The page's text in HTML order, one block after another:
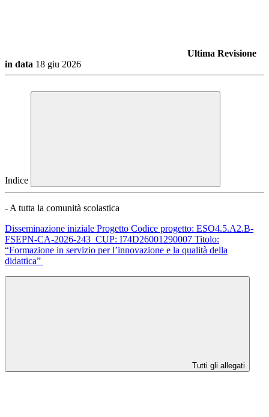
Ultima Revisione
in data 18 giu 2026
Indice
- A tutta la comunità scolastica
Disseminazione iniziale Progetto Codice progetto: ESO4.5.A2.B-
FSEPN-CA-2026-243 CUP: I74D26001290007 Titolo:
“Formazione in servizio per l’innovazione e la qualità della
didattica”
Tutti gli allegati